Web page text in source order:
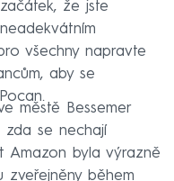
že jste
všechny napravte
aby se
městě Bessemer
zda se nechají
Amazon byla výrazně
zveřejněny během